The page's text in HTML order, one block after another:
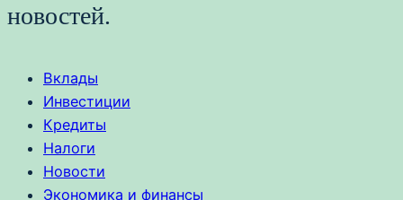
новостей.
Вклады
Инвестиции
Кредиты
Налоги
Новости
Экономика и финансы